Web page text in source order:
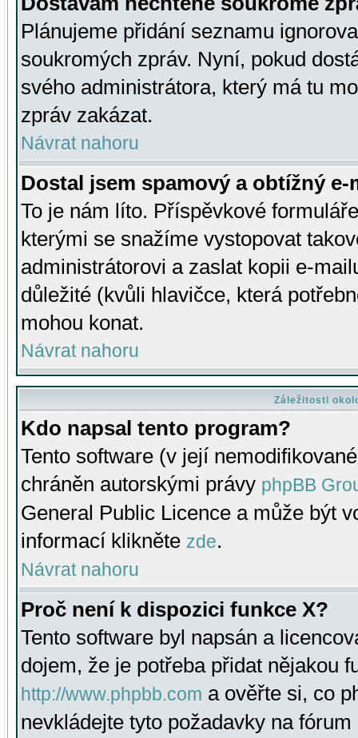
Plánujeme přidání seznamu
soukromých zpráv. Nyní, pokud
svého administrátora, který má tu
zpráv zakázat.
Návrat nahoru
Dostal jsem spamový a obtížný
To je nám líto. Příspěvkové
kterými se snažíme vystopovat
administrátorovi a zaslat kopii e-
důležité (kvůli hlavičce, která
mohou konat.
Návrat nahoru
Záležitosti
Kdo napsal tento program?
Tento software (v její
chráněn autorskými právy phpBB
General Public Licence a může být
informací klikněte zde.
Návrat nahoru
Proč není k dispozici funkce X?
Tento software byl napsán a
dojem, že je potřeba přidat nějakou
http://www.phpbb.com a ověřte si, co
nevkládejte tyto požadavky na